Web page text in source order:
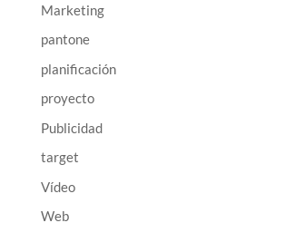
Marketing
pantone
planificación
proyecto
Publicidad
target
Vídeo
Web